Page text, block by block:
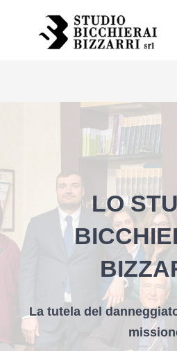
CHI SIAMO
LO
La tutela del